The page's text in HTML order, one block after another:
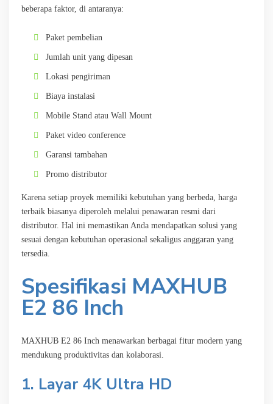
beberapa faktor, di antaranya:
Paket pembelian
Jumlah unit yang dipesan
Lokasi pengiriman
Biaya instalasi
Mobile Stand atau Wall Mount
Paket video conference
Garansi tambahan
Promo distributor
Karena setiap proyek memiliki kebutuhan yang berbeda, harga
terbaik biasanya diperoleh melalui penawaran resmi dari
distributor. Hal ini memastikan Anda mendapatkan solusi yang
sesuai dengan kebutuhan operasional sekaligus anggaran yang
tersedia.
Spesifikasi MAXHUB
E2 86 Inch
MAXHUB E2 86 Inch menawarkan berbagai fitur modern yang
mendukung produktivitas dan kolaborasi.
1. Layar 4K Ultra HD